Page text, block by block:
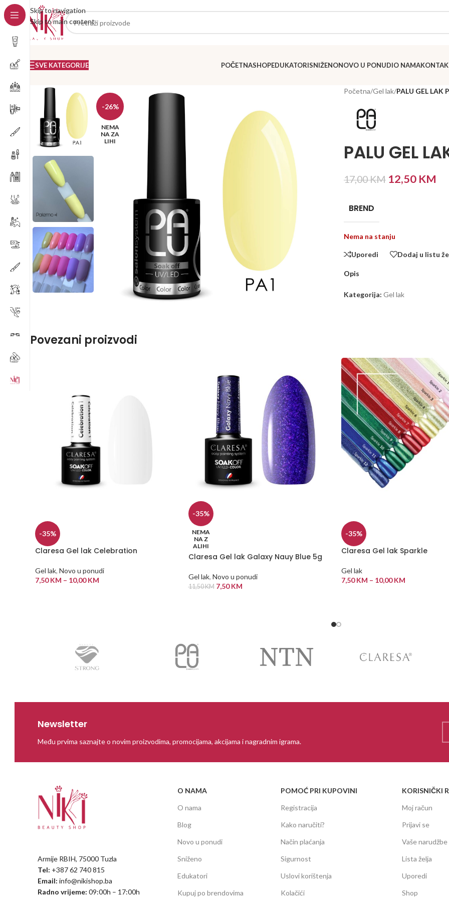
Skip to navigation
Skip to main content
SVE KATEGORIJE POČETNASHOPEDUKATORISNIŽENONOVO U PONUDIO NAMA
-26%
NEMA
NA ZA
LIHI
Početna/Gel lak/PALU GEL LAK
PALU GEL
17,00KM 12,50 KM
BREND
Nema na stanju
Uporedi Dodaj u listu
Opis
Kategorija: Gel lak
Povezani proizvodi
-35%
Claresa Gel lak Celebration
Gel lak, Novo u ponudi
7,50KM – 10,00KM
-35%
NEMA
NA Z
ALIHI
Claresa Gel lak Galaxy Nauy Blue 5g
Gel lak, Novo u ponudi
11,50KM 7,50KM
-35%
Claresa Gel lak Sparkle
Gel lak
7,50KM – 10,00KM
Newsletter
Među prvima saznajte o novim proizvodima, promocijama, akcijama i nagradnim igrama.
Armije RBIH, 75000 Tuzla
Tel: +387 62 740 815
Email: info@nikishop.ba
Radno vrijeme: 09:00h – 17:00h
O NAMA
O nama
Blog
Novo u ponudi
Sniženo
Edukatori
Kupuj po brendovima
POMOĆ PRI KUPOVINI
Registracija
Kako naručiti?
Način plaćanja
Sigurnost
Uslovi korištenja
Kolačići
KORISNIČKI
Moj račun
Prijavi se
Vaše narudžbe
Lista želja
Uporedi
Shop